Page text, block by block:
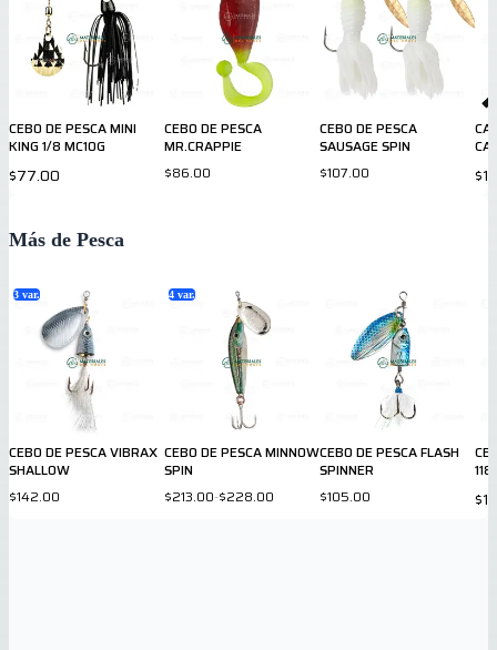
CEBO DE PESCA MINI
KING 1/8 MC10G
$77.00
CEBO DE PESCA
MR.CRAPPIE
$86.00
CEBO DE PESCA
SAUSAGE SPIN
$107.00
Más de Pesca
3 var.
CEBO DE PESCA VIBRAX
SHALLOW
$142.00
4 var.
CEBO DE PESCA MINNOW
SPIN
$213.00-$228.00
CEBO DE PESCA FLASH
SPINNER
$105.00